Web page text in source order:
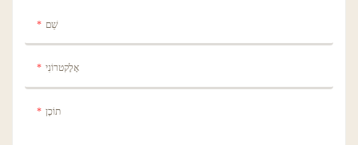
שֵׁם
אֶלֶקטרוֹנִי
תוֹכֶן